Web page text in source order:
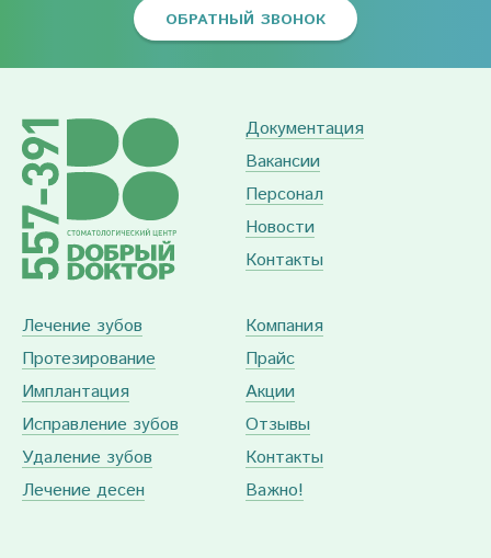
ОБРАТНЫЙ ЗВОНОК
Документация
Вакансии
Персонал
Новости
Контакты
Лечение зубов
Протезирование
Имплантация
Исправление зубов
Удаление зубов
Лечение десен
Компания
Прайс
Акции
Отзывы
Контакты
Важно!